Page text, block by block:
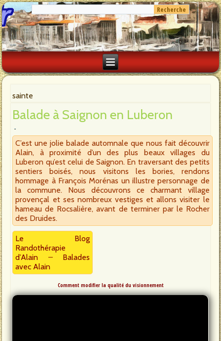
sainte
Balade à Saignon en Luberon
C’est une jolie balade automnale que nous fait découvrir
Alain, à proximité d’un des plus beaux villages du
Luberon qu’est celui de Saignon. En traversant des petits
sentiers boisés, nous visitons les bories, rendons
hommage à François Morénas un illustre personnage de
la commune. Nous découvrons ce charmant village
provençal et ses nombreux vestiges et allons visiter le
hameau de Rocsalière, avant de terminer par le Rocher
des Druides.
Le Blog
Randothérapie
d’Alain – Balades
avec Alain
Comment modifier la qualité du visionnement